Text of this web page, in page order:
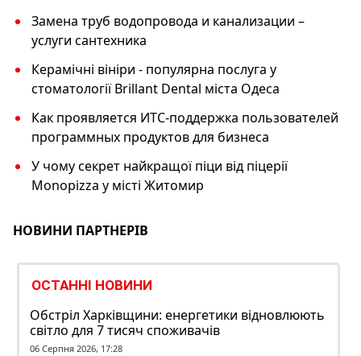
Замена труб водопровода и канализации –
услуги сантехника
Керамічні вініри ‑ популярна послуга у
стоматології Brillant Dental міста Одеса
Как проявляется ИТС-поддержка пользователей
программных продуктов для бизнеса
У чому секрет найкращої піци від піцерії
Monopizza у місті Житомир
НОВИНИ ПАРТНЕРІВ
ОСТАННІ НОВИНИ
Обстріл Харківщини: енергетики відновлюють
світло для 7 тисяч споживачів
06 Серпня 2026, 17:28